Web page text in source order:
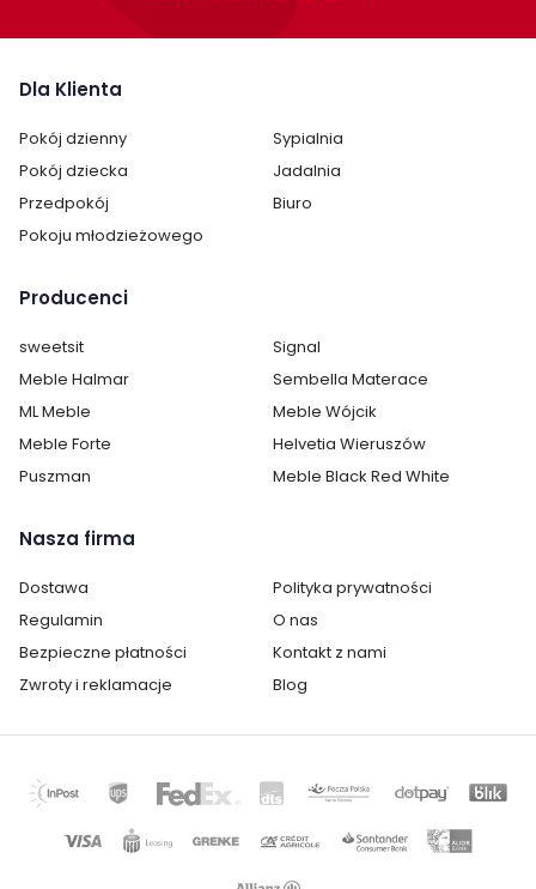
Dla Klienta
Pokój dzienny
Sypialnia
Pokój dziecka
Jadalnia
Przedpokój
Biuro
Pokoju młodzieżowego
Producenci
sweetsit
Signal
Meble Halmar
Sembella Materace
ML Meble
Meble Wójcik
Meble Forte
Helvetia Wieruszów
Puszman
Meble Black Red White
Nasza firma
Dostawa
Polityka prywatności
Regulamin
O nas
Bezpieczne płatności
Kontakt z nami
Zwroty i reklamacje
Blog